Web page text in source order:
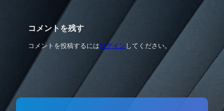
コメントを残す
コメントを投稿するには ログイン してください。